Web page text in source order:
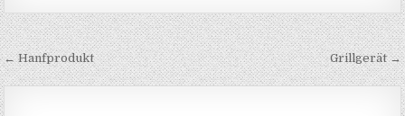
Beitragsnavigation
← Hanfprodukt Grillgerät →